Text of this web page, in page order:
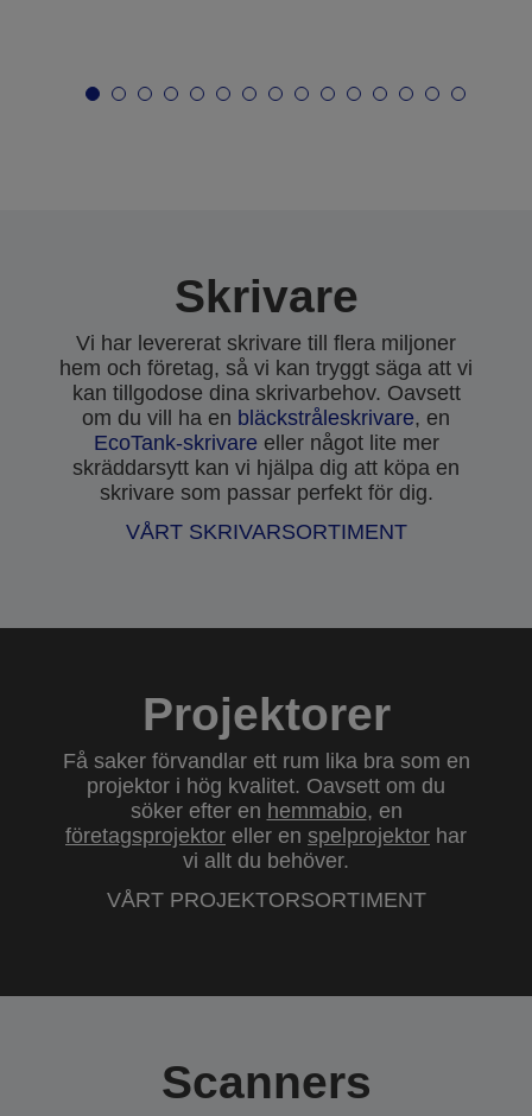
Skrivare
Vi har levererat skrivare till flera miljoner
hem och företag, så vi kan tryggt säga att vi
kan tillgodose dina skrivarbehov. Oavsett
om du vill ha en bläckstråleskrivare, en
EcoTank-skrivare eller något lite mer
skräddarsytt kan vi hjälpa dig att köpa en
skrivare som passar perfekt för dig.
VÅRT SKRIVARSORTIMENT
Projektorer
Få saker förvandlar ett rum lika bra som en
projektor i hög kvalitet. Oavsett om du
söker efter en hemmabio, en
företagsprojektor eller en spelprojektor har
vi allt du behöver.
VÅRT PROJEKTORSORTIMENT
Scanners